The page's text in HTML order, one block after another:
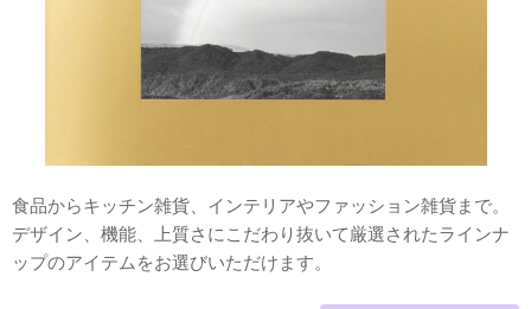
食品からキッチン雑貨、インテリアやファッション雑貨まで。
デザイン、機能、上質さにこだわり抜いて厳選されたラインナ
ップのアイテムをお選びいただけます。